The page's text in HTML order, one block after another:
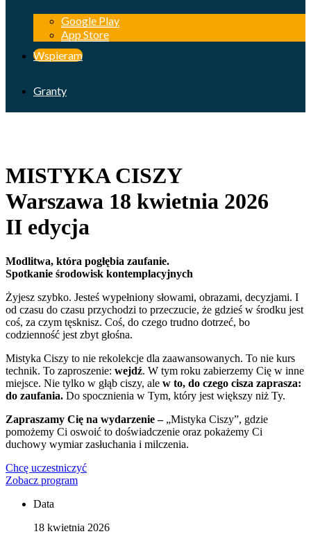
Google Play
App Store
Wspieram
Granty
MISTYKA CISZY
Warszawa 18 kwietnia 2026
II edycja
Modlitwa, która pogłębia zaufanie.
Spotkanie środowisk kontemplacyjnych
Żyjesz szybko. Jesteś wypełniony słowami, obrazami, decyzjami. I
od czasu do czasu przychodzi to przeczucie, że gdzieś w środku jest
coś, za czym tęsknisz. Coś, do czego trudno dotrzeć, bo
codzienność jest zbyt głośna.
Mistyka Ciszy to nie rekolekcje dla zaawansowanych. To nie kurs
technik. To zaproszenie: wejdź. W tym roku zabierzemy Cię w inne
miejsce. Nie tylko w głąb ciszy, ale w to, do czego cisza zaprasza:
do zaufania. Do spocznienia w Tym, który jest większy niż Ty.
Zapraszamy Cię na wydarzenie–„Mistyka Ciszy”, gdzie
pomożemy Ci oswoić to doświadczenie oraz pokażemy Ci
duchowy wymiar zasłuchania i milczenia.
Chcę uczestniczyć
Zobacz program
Data
18 kwietnia 2026